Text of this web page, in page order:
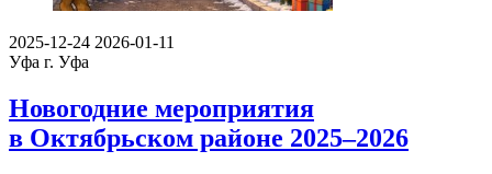
2025-12-24 2026-01-11
Уфа г. Уфа
Новогодние мероприятия
в Октябрьском районе 2025–2026